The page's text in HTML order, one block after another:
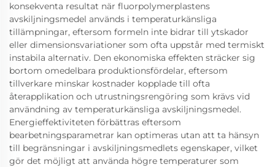
konsekventa resultat när fluorpolymerplastens
avskiljningsmedel används i temperaturkänsliga
tillämpningar, eftersom formeln inte bidrar till ytskador
eller dimensionsvariationer som ofta uppstår med termiskt
instabila alternativ. Den ekonomiska effekten sträcker sig
bortom omedelbara produktionsfördelar, eftersom
tillverkare minskar kostnader kopplade till ofta
återapplikation och utrustningsrengöring som krävs vid
användning av temperaturkänsliga avskiljningsmedel.
Energieffektiviteten förbättras eftersom
bearbetningsparametrar kan optimeras utan att ta hänsyn
till begränsningar i avskiljningsmedlets egenskaper, vilket
gör det möjligt att använda högre temperaturer som